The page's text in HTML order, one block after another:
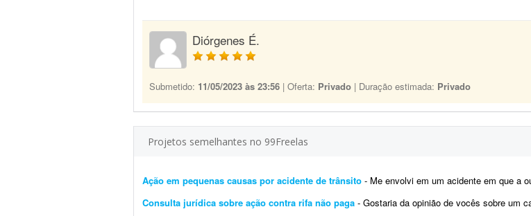
Diórgenes É.
Submetido: 11/05/2023 às 23:56 | Oferta: Privado | Duração estimada: Privado
Projetos semelhantes no 99Freelas
Ação em pequenas causas por acidente de trânsito - Me envolvi em um acidente em que a outra parte furou a
Consulta jurídica sobre ação contra rifa não paga - Gostaria da opinião de vocês sobre um caso envolvendo